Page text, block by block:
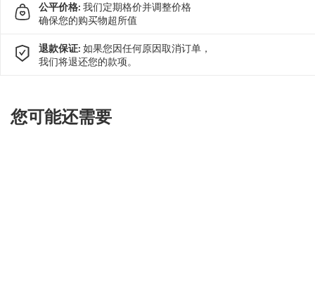
公平价格: 我们定期格价并调整价格
确保您的购买物超所值
退款保证: 如果您因任何原因取消订单，
我们将退还您的款项。
您可能还需要